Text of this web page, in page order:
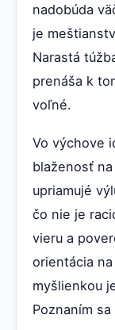
nadobúda
je
Narastá
prenáša k
voľné.
Vo výchove
blaženosť
upriamujé
čo nie je
vieru a
orientácia
myšlienkou
Poznaním